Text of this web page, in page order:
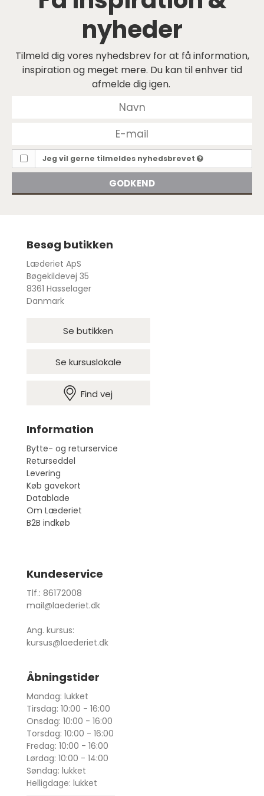
nyheder
Tilmeld dig vores nyhedsbrev for at få information,
inspiration og meget mere. Du kan til enhver tid
afmelde dig igen.
Jeg vil gerne tilmeldes nyhedsbrevet
GODKEND
Besøg butikken
Læderiet ApS
Bøgekildevej 35
8361 Hasselager
Danmark
Se butikken
Se kursuslokale
Find vej
Information
Bytte- og returservice
Returseddel
Levering
Køb gavekort
Datablade
Om Læderiet
B2B indkøb
Kundeservice
Tlf.: 86172008
mail@laederiet.dk
Ang. kursus:
kursus@laederiet.dk
Åbningstider
Mandag: lukket
Tirsdag: 10:00 - 16:00
Onsdag: 10:00 - 16:00
Torsdag: 10:00 - 16:00
Fredag: 10:00 - 16:00
Lørdag: 10:00 - 14:00
Søndag: lukket
Helligdage: lukket